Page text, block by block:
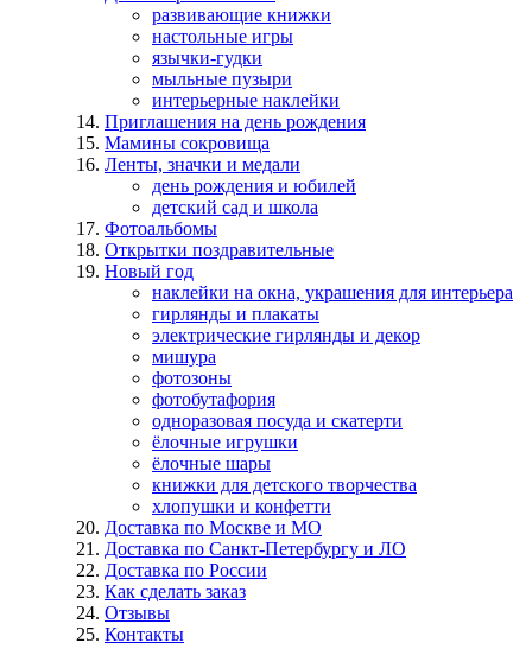
развивающие книжки
настольные игры
язычки-гудки
мыльные пузыри
интерьерные наклейки
Приглашения на день рождения
Мамины сокровища
Ленты, значки и медали
день рождения и юбилей
детский сад и школа
Фотоальбомы
Открытки поздравительные
Новый год
наклейки на окна, украшения для интерьера
гирлянды и плакаты
электрические гирлянды и декор
мишура
фотозоны
фотобутафория
одноразовая посуда и скатерти
ёлочные игрушки
ёлочные шары
книжки для детского творчества
хлопушки и конфетти
Доставка по Москве и МО
Доставка по Санкт-Петербургу и ЛО
Доставка по России
Как сделать заказ
Отзывы
Контакты